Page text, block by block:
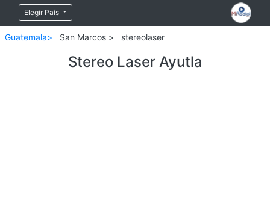
Elegir País
Guatemala> San Marcos > stereolaser
Stereo Laser Ayutla